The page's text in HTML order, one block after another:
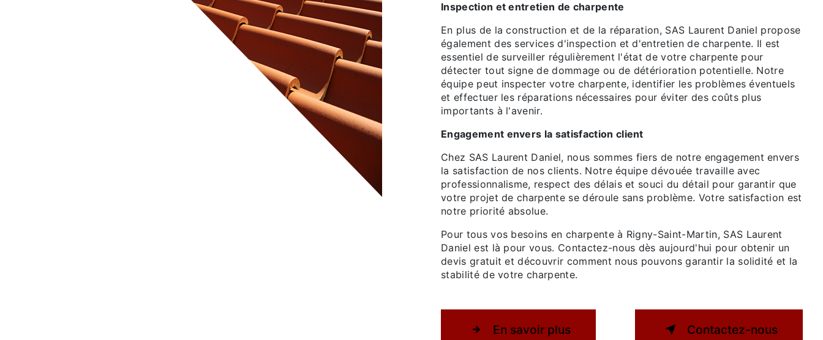
Inspection et entretien de charpente
En plus de la construction et de la réparation, SAS Laurent Daniel propose
également des services d'inspection et d'entretien de charpente. Il est
essentiel de surveiller régulièrement l'état de votre charpente pour
détecter tout signe de dommage ou de détérioration potentielle. Notre
équipe peut inspecter votre charpente, identifier les problèmes éventuels
et effectuer les réparations nécessaires pour éviter des coûts plus
importants à l'avenir.
Engagement envers la satisfaction client
Chez SAS Laurent Daniel, nous sommes fiers de notre engagement envers
la satisfaction de nos clients. Notre équipe dévouée travaille avec
professionnalisme, respect des délais et souci du détail pour garantir que
votre projet de charpente se déroule sans problème. Votre satisfaction est
notre priorité absolue.
Pour tous vos besoins en charpente à Rigny-Saint-Martin, SAS Laurent
Daniel est là pour vous. Contactez-nous dès aujourd'hui pour obtenir un
devis gratuit et découvrir comment nous pouvons garantir la solidité et la
stabilité de votre charpente.
En savoir plus Contactez-nous